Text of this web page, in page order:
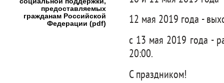
12 мая 2019 года -
с 13 мая 2019 года -
20:00.
С праздником!
предоставляемых
гражданам Российской
Федерации (pdf)